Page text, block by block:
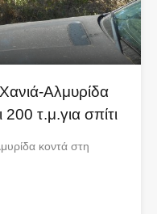
Αλμυρίδα
τ.μ.για σπίτι
κοντά στη